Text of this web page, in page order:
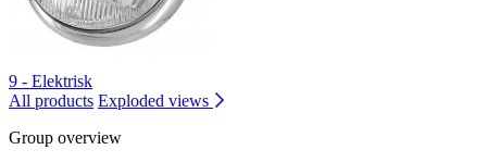
9 - Elektrisk
All products Exploded views
Group overview